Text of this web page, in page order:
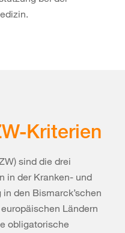
Kriterien
sind die drei
in der Kranken- und
den Bismarck’schen
Ländern
obligatorische